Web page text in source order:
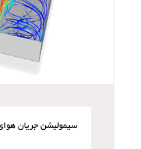
سیمولیشن جریان